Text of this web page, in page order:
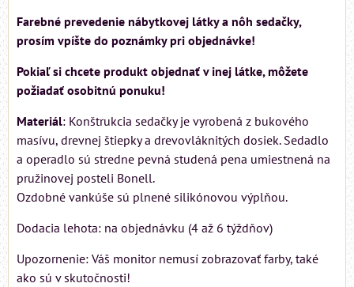
Farebné prevedenie nábytkovej látky a nôh sedačky,
prosím vpíšte do poznámky pri objednávke!
Pokiaľ si chcete produkt objednať v inej látke, môžete
požiadať osobitnú ponuku!
Materiál: Konštrukcia sedačky je vyrobená z bukového
masívu, drevnej štiepky a drevovláknitých dosiek. Sedadlo
a operadlo sú stredne pevná studená pena umiestnená na
pružinovej posteli Bonell.
Ozdobné vankúše sú plnené silikónovou výplňou.
Dodacia lehota: na objednávku (4 až 6 týždňov)
Upozornenie: Váš monitor nemusí zobrazovať farby, také
ako sú v skutočnosti!